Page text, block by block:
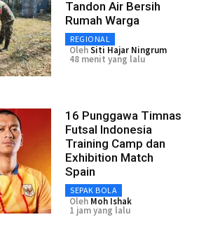
Tandon Air Bersih
Rumah Warga
REGIONAL
OlehSiti Hajar Ningrum
48 menit yang lalu
16 Punggawa Timnas
Futsal Indonesia
Training Camp dan
Exhibition Match
Spain
SEPAK BOLA
Oleh Moh Ishak
1 jam yang lalu